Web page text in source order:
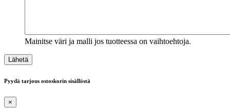
Mainitse väri ja malli jos tuotteessa on vaihtoehtoja.
Pyydä tarjous ostoskorin sisällöstä
×